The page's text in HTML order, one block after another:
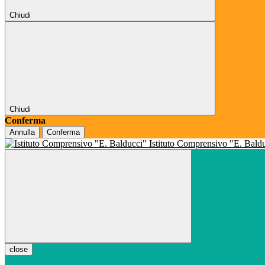
Chiudi
Chiudi
Conferma
Annulla Conferma
Istituto Comprensivo "E.
close